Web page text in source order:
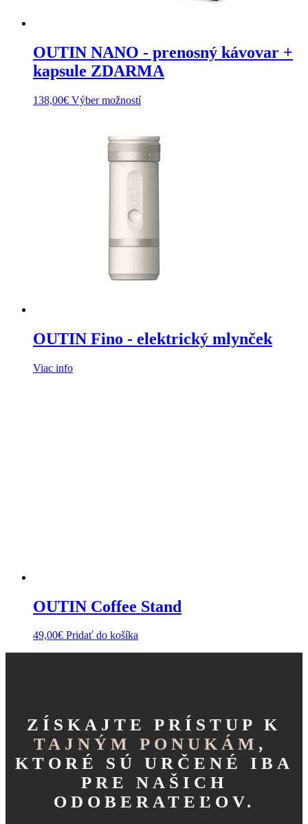
OUTIN NANO - prenosný kávovar +
kapsule ZDARMA
138,00€ Výber možnostíTento
viacero
variantov.
Možnosti
si
OUTIN Fino - elektrický mlynček
Viac info
OUTIN Coffee Stand
49,00€ Pridať do košíka
ZÍSKAJTE PRÍSTUP K
TAJNÝM PONUKÁM ,
KTORÉ SÚ URČENÉ IBA
PRE NAŠICH
ODOBERATEĽOV.